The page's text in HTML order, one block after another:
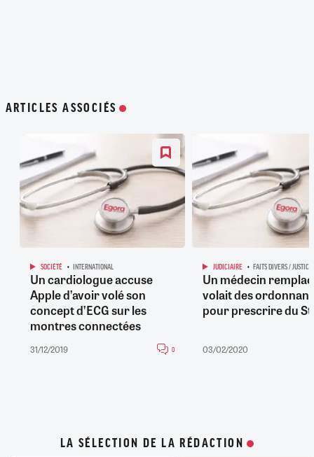
ARTICLES ASSOCIÉS
SOCIÉTÉ INTERNATIONAL
Un cardiologue accuse
Apple d’avoir volé son
concept d’ECG sur les
montres connectées
31/12/2019 0
JUDICIAIRE FAITS DIVERS / JUSTICE
Un médecin
volait des
pour prescrire du
03/02/2020
LA SÉLECTION DE LA RÉDACTION